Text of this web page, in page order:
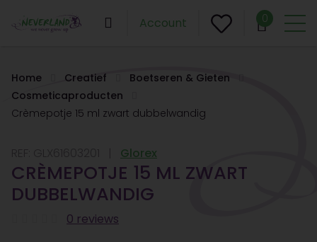
Account 0
Home Creatief
Boetseren & Gieten
Cosmeticaproducten
Crèmepotje 15 ml zwart dubbelwandig
Glorex
CRÈMEPOTJE 15 ML ZWART
DUBBELWANDIG
0 reviews